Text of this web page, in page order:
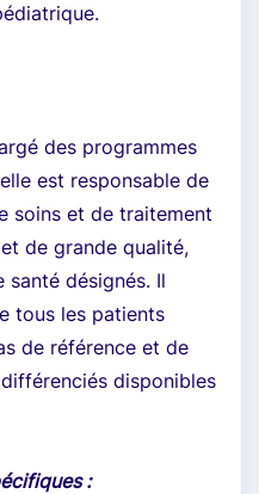
des programmes
est responsable de
soins et de traitement
de grande qualité,
santé désignés. Il
tous les patients
de référence et de
disponibles
: